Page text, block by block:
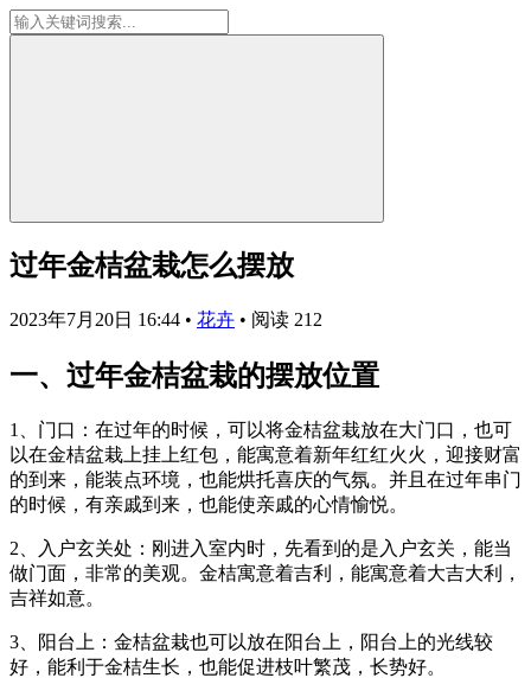
过年金桔盆栽怎么摆放
2023年7月20日 16:44 • 花卉 • 阅读 212
一、过年金桔盆栽的摆放位置
1、门口：在过年的时候，可以将金桔盆栽放在大门口，也可
以在金桔盆栽上挂上红包，能寓意着新年红红火火，迎接财富
的到来，能装点环境，也能烘托喜庆的气氛。并且在过年串门
的时候，有亲戚到来，也能使亲戚的心情愉悦。
2、入户玄关处：刚进入室内时，先看到的是入户玄关，能当
做门面，非常的美观。金桔寓意着吉利，能寓意着大吉大利，
吉祥如意。
3、阳台上：金桔盆栽也可以放在阳台上，阳台上的光线较
好，能利于金桔生长，也能促进枝叶繁茂，长势好。